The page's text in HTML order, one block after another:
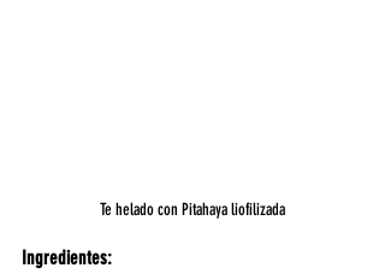
Te helado con Pitahaya liofilizada
Ingredientes: